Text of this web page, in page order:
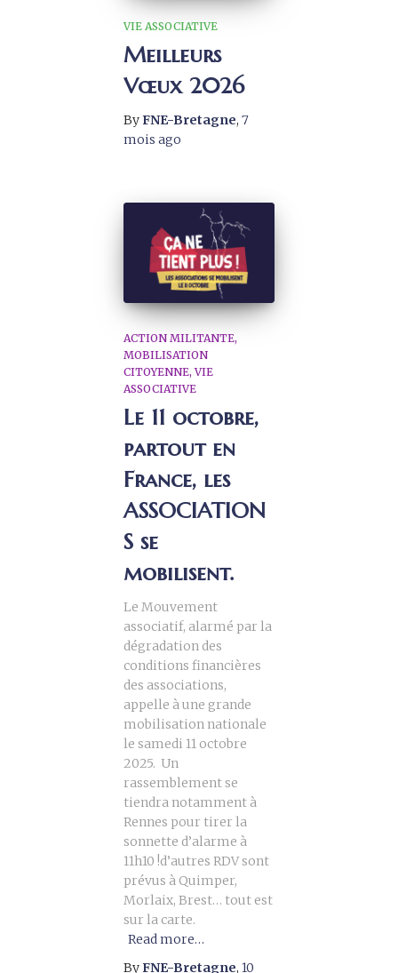
VIE ASSOCIATIVE
Meilleurs
Vœux 2026
ByFNE-Bretagne, 7
mois ago
ACTION MILITANTE
MOBILISATION
CITOYENNE VIE
ASSOCIATIVE
Le 11 octobre,
partout en
France, les
ASSOCIATION
S se
mobilisent.
Le Mouvement
associatif, alarmé par la
dégradation des
conditions financières
des associations,
appelle à une grande
mobilisation nationale
le samedi 11 octobre
2025. Un
rassemblement se
tiendra notamment à
Rennes pour tirer la
sonnette d’alarme à
11h10 !d’autres RDV sont
prévus à Quimper,
Morlaix, Brest… tout est
sur la carte.
Read more…
ByFNE-Bretagne, 10